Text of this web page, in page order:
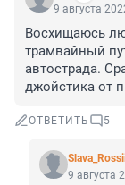
9 августа
Восхищаюсь
трамвайный
автострада.
джойстика от
ОТВЕТИТЬ 5
9 августа